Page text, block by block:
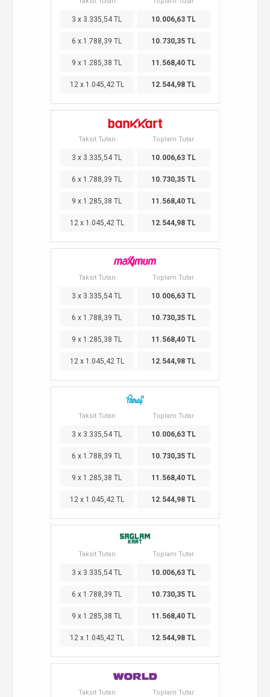
3 x 3.335,54 TL 10.006,63 TL
6 x 1.788,39 TL 10.730,35 TL
9 x 1.285,38 TL 11.568,40 TL
12 x 1.045,42 TL 12.544,98 TL
Taksit Tutarı Toplam Tutar
3 x 3.335,54 TL 10.006,63 TL
6 x 1.788,39 TL 10.730,35 TL
9 x 1.285,38 TL 11.568,40 TL
12 x 1.045,42 TL 12.544,98 TL
Taksit Tutarı Toplam Tutar
3 x 3.335,54 TL 10.006,63 TL
6 x 1.788,39 TL 10.730,35 TL
9 x 1.285,38 TL 11.568,40 TL
12 x 1.045,42 TL 12.544,98 TL
Taksit Tutarı Toplam Tutar
3 x 3.335,54 TL 10.006,63 TL
6 x 1.788,39 TL 10.730,35 TL
9 x 1.285,38 TL 11.568,40 TL
12 x 1.045,42 TL 12.544,98 TL
Taksit Tutarı Toplam Tutar
3 x 3.335,54 TL 10.006,63 TL
6 x 1.788,39 TL 10.730,35 TL
9 x 1.285,38 TL 11.568,40 TL
12 x 1.045,42 TL 12.544,98 TL
Taksit Tutarı Toplam Tutar